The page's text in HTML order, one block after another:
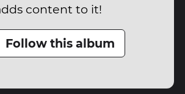
content to it!
Follow this album